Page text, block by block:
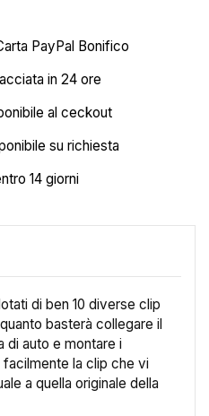
PayPal Bonifico
in 24 ore
al ceckout
su richiesta
14 giorni
di ben 10 diverse clip
basterà collegare il
di auto e montare i
la clip che vi
a quella originale della